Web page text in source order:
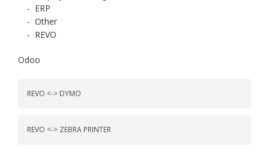
- ERP
- Other
- REVO
Odoo
REVO <-> DYMO
REVO <-> ZEBRA PRINTER